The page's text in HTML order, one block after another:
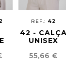
REF.: 42
42 -
UNISEX
COM
Preço
55,66 €